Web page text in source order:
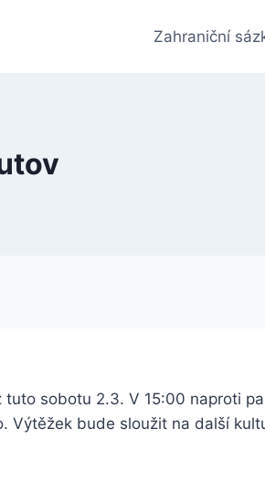
Zahraniční
sobotu 2.3. V 15:00 naproti
Výtěžek bude sloužit na další